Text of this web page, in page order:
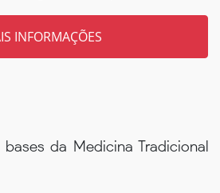
da Medicina Tradicional